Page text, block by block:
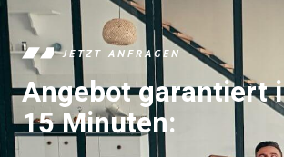
JETZT ANFRAGEN
Angebot garantiert
15 Minuten: